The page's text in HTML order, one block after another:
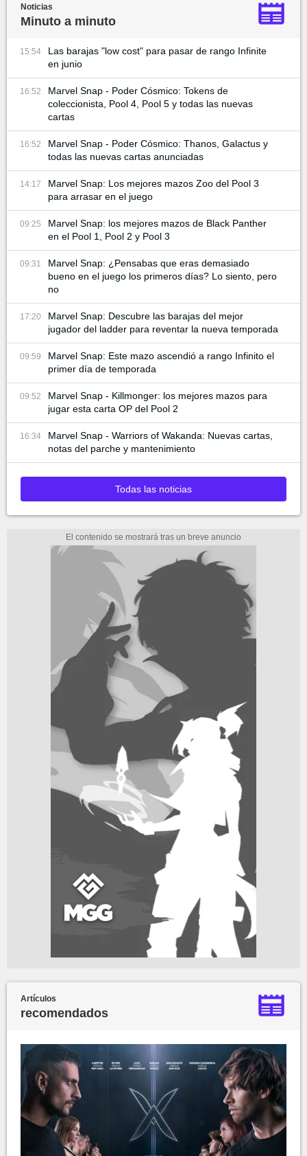
Noticias
Minuto a minuto
15:54
Las barajas "low cost" para pasar de rango Infinite
en junio
16:52
Marvel Snap - Poder Cósmico: Tokens de
coleccionista, Pool 4, Pool 5 y todas las nuevas
cartas
16:52
Marvel Snap - Poder Cósmico: Thanos, Galactus y
todas las nuevas cartas anunciadas
14:17
Marvel Snap: Los mejores mazos Zoo del Pool 3
para arrasar en el juego
09:25
Marvel Snap: los mejores mazos de Black Panther
en el Pool 1, Pool 2 y Pool 3
09:31
Marvel Snap: ¿Pensabas que eras demasiado
bueno en el juego los primeros días? Lo siento, pero
no
17:20
Marvel Snap: Descubre las barajas del mejor
jugador del ladder para reventar la nueva temporada
09:59
Marvel Snap: Este mazo ascendió a rango Infinito el
primer día de temporada
09:52
Marvel Snap - Killmonger: los mejores mazos para
jugar esta carta OP del Pool 2
16:34
Marvel Snap - Warriors of Wakanda: Nuevas cartas,
notas del parche y mantenimiento
Todas las noticias
Artículos
recomendados